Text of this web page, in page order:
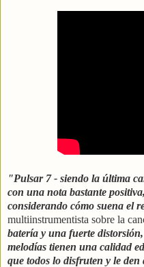
"Pulsar 7 - siendo la última
con una nota bastante
considerando cómo suena el
multiinstrumentista sobre la
batería y una fuerte
melodías tienen una calidad
que todos lo disfruten y le